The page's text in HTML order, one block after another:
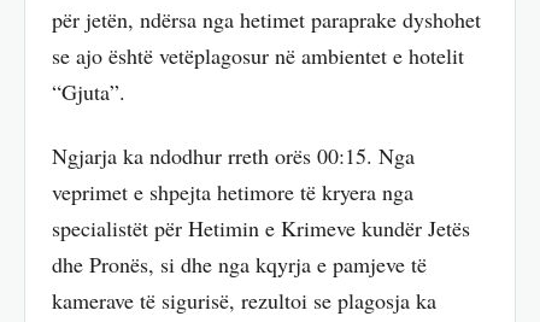
për jetën, ndërsa nga hetimet paraprake dyshohet
se ajo është vetëplagosur në ambientet e hotelit
“Gjuta”.
Ngjarja ka ndodhur rreth orës 00:15. Nga
veprimet e shpejta hetimore të kryera nga
specialistët për Hetimin e Krimeve kundër Jetës
dhe Pronës, si dhe nga kqyrja e pamjeve të
kamerave të sigurisë, rezultoi se plagosja ka